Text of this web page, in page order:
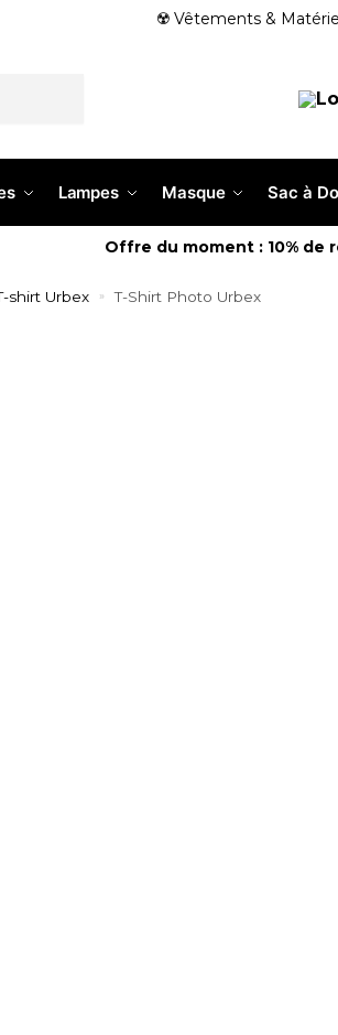
☢️ Vêtements &
Lampes Masque Sac à
Offre du moment : 10% de
shirt Urbex » T-Shirt Photo Urbex